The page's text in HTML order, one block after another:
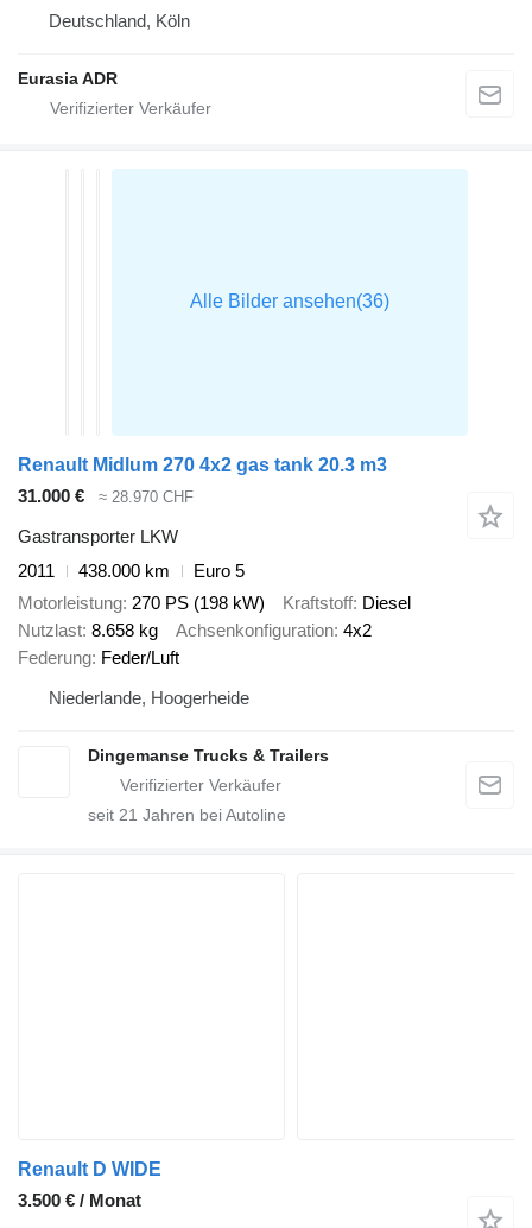
Deutschland, Köln
Eurasia ADR
Renault Midlum 270 4x2 gas tank 20.3 m3
31.000 €
≈ 28.970 CHF
Gastransporter LKW
2011
438.000 km
Euro 5
Motorleistung 270 PS (198 kW) Kraftstoff Diesel
Nutzlast 8.658 kg Achsenkonfiguration 4x2
Federung Feder/Luft
Niederlande, Hoogerheide
Dingemanse Trucks & Trailers
seit 21 Jahren bei Autoline
Renault D WIDE
3.500 € / Monat